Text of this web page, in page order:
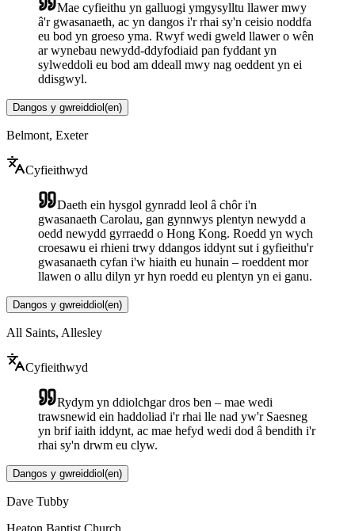
Mae cyfieithu yn galluogi ymgysylltu llawer mwy
â'r gwasanaeth, ac yn dangos i'r rhai sy'n ceisio noddfa
eu bod yn groeso yma. Rwyf wedi gweld llawer o wên
ar wynebau newydd-ddyfodiaid pan fyddant yn
sylweddoli eu bod am ddeall mwy nag oeddent yn ei
ddisgwyl.
Dangos y gwreiddiol (en)
Belmont, Exeter
Cyfieithwyd
Daeth ein hysgol gynradd leol â chôr i'n
gwasanaeth Carolau, gan gynnwys plentyn newydd a
oedd newydd gyrraedd o Hong Kong. Roedd yn wych
croesawu ei rhieni trwy ddangos iddynt sut i gyfieithu'r
gwasanaeth cyfan i'w hiaith eu hunain – roeddent mor
llawen o allu dilyn yr hyn roedd eu plentyn yn ei ganu.
Dangos y gwreiddiol (en)
All Saints, Allesley
Cyfieithwyd
Rydym yn ddiolchgar dros ben – mae wedi
trawsnewid ein haddoliad i'r rhai lle nad yw'r Saesneg
yn brif iaith iddynt, ac mae hefyd wedi dod â bendith i'r
rhai sy'n drwm eu clyw.
Dangos y gwreiddiol (en)
Dave Tubby